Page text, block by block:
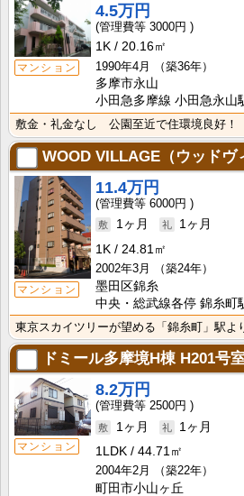
マンション
4.5万円
3000円
1K
20.16㎡
1990年4月
（築36年）
多摩市永山
小田急多摩線 小田急永山
WOOD VILLAGE（ウッドヴ
マンション
11.4万円
6000円
1ヶ月
1ヶ月
1K
24.81㎡
2002年3月
（築24年）
墨田区錦糸
中央・総武線各停 錦糸町
ドミール多摩境H棟H201号
マンション
8.2万円
2500円
1ヶ月
1ヶ月
1LDK
44.71㎡
2004年2月
（築22年）
町田市小山ヶ丘